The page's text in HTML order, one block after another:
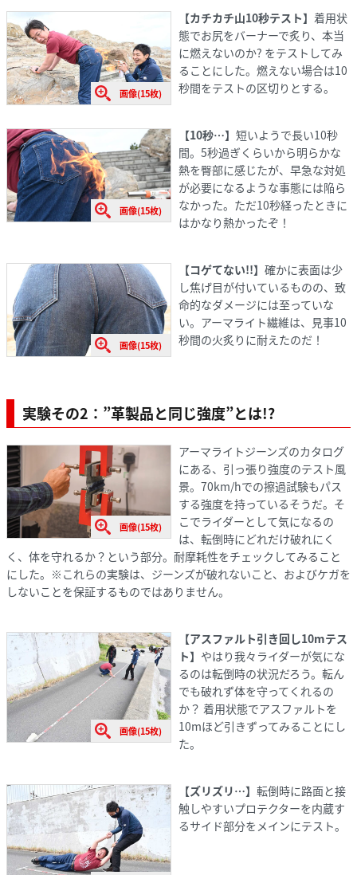
画像(15枚)
【カチカチ山10秒テスト】 着用状
態でお尻をバーナーで炙り、本当
に燃えないのか? をテストしてみ
ることにした。燃えない場合は10
秒間をテストの区切りとする。
画像(15枚)
【10秒…】 短いようで長い10秒
間。5秒過ぎくらいから明らかな
熱を臀部に感じたが、早急な対処
が必要になるような事態には陥ら
なかった。ただ10秒経ったときに
はかなり熱かったぞ！
画像(15枚)
【コゲてない!!】 確かに表面は少
し焦げ目が付いているものの、致
命的なダメージには至っていな
い。アーマライト繊維は、見事10
秒間の火炙りに耐えたのだ！
実験その2：”革製品と同じ強度”とは!?
画像(15枚)
アーマライトジーンズのカタログ
にある、引っ張り強度のテスト風
景。70km/hでの擦過試験もパス
する強度を持っているそうだ。そ
こでライダーとして気になるの
は、転倒時にどれだけ破れにく
く、体を守れるか？という部分。耐摩耗性をチェックしてみること
にした。※これらの実験は、ジーンズが破れないこと、およびケガを
しないことを保証するものではありません。
画像(15枚)
【アスファルト引き回し10mテス
ト】 やはり我々ライダーが気にな
るのは転倒時の状況だろう。転ん
でも破れず体を守ってくれるの
か？ 着用状態でアスファルトを
10mほど引きずってみることにし
た。
【ズリズリ…】 転倒時に路面と接
触しやすいプロテクターを内蔵す
るサイド部分をメインにテスト。